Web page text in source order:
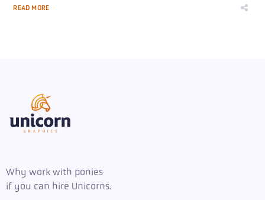
READ MORE
Why work with ponies
if you can hire Unicorns.